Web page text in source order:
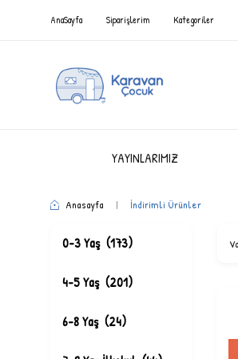
AnaSayfa Siparişlerim Kategoriler
YAYINLARIMIZ
Anasayfa | İndirimli Ürünler
0-3 Yaş(173)
4-5 Yaş(201)
6-8 Yaş(24)